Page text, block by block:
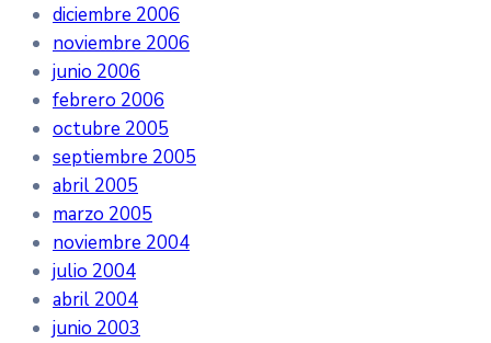
diciembre 2006
noviembre 2006
junio 2006
febrero 2006
octubre 2005
septiembre 2005
abril 2005
marzo 2005
noviembre 2004
julio 2004
abril 2004
junio 2003